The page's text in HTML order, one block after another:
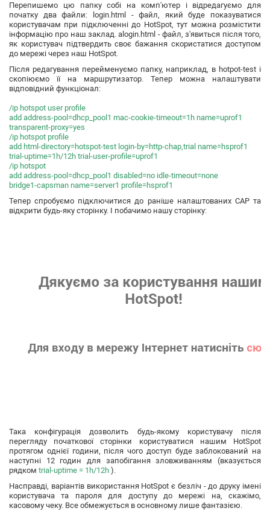
Перепишемо цю папку собі на комп'ютер і відредагуємо для
початку два файли: login.html - файл, який буде показуватися
користувачам при підключенні до HotSpot, тут можна розмістити
інформацію про наш заклад. alogin.html - файл, з'явиться після того,
як користувач підтвердить своє бажання скористатися доступом
до мережі через наш HotSpot.
Після редагування перейменуємо папку, наприклад, в hotpot-test і
скопіюємо її на маршрутизатор. Тепер можна налаштувати
відповідний функціонал:
/ip hotspot user profile
add address-pool=dhcp_pool1 mac-cookie-timeout=1h name=uprof1
transparent-proxy=yes
/ip hotspot profile
add html-directory=hotspot-test login-by=http-chap,trial name=hsprof1
trial-uptime=1h/12h trial-user-profile=uprof1
/ip hotspot
add address-pool=dhcp_pool1 disabled=no idle-timeout=none
bridge1-capsman name=server1 profile=hsprof1
Тепер спробуємо підключитися до раніше налаштованих CAP та
відкрити будь-яку сторінку. І побачимо нашу сторінку:
Така конфігурація дозволить будь-якому користувачу після
перегляду початкової сторінки користуватися нашим HotSpot
протягом однієї години, після чого доступ буде заблокований на
наступні 12 годин для запобігання зловживанням (вказується
рядком trial-uptime = 1h/12h ).
Насправді, варіантів використання HotSpot є безліч - до друку імені
користувача та пароля для доступу до мережі на, скажімо,
касовому чеку. Все обмежується в основному лише фантазією.